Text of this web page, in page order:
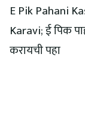
E Pik Pahani
Karavi; ई पिक
करायची पहा